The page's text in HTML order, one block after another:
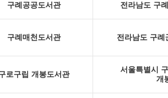
구례공공도서관 전라남도 구
구례매천도서관 전라남도 구례
로구립 개봉도서관
서울특별시
개